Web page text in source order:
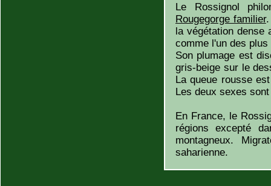
Le Rossignol
Rougegorge familier.
la végétation dense
comme l'un des
Son plumage est
gris-beige sur le
La queue rousse
Les deux sexes
En France, le
régions excepté
montagneux.
saharienne.